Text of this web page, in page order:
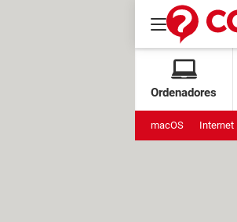
Ordenadores
macOS Internet